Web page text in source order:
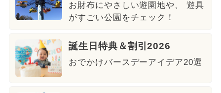
お財布にやさしい遊園地や、 遊具
がすごい公園をチェック！
誕生日特典＆割引2026
おでかけバースデーアイデア20選